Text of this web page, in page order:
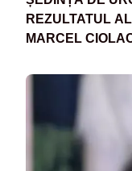
REZULTATUL
MARCEL